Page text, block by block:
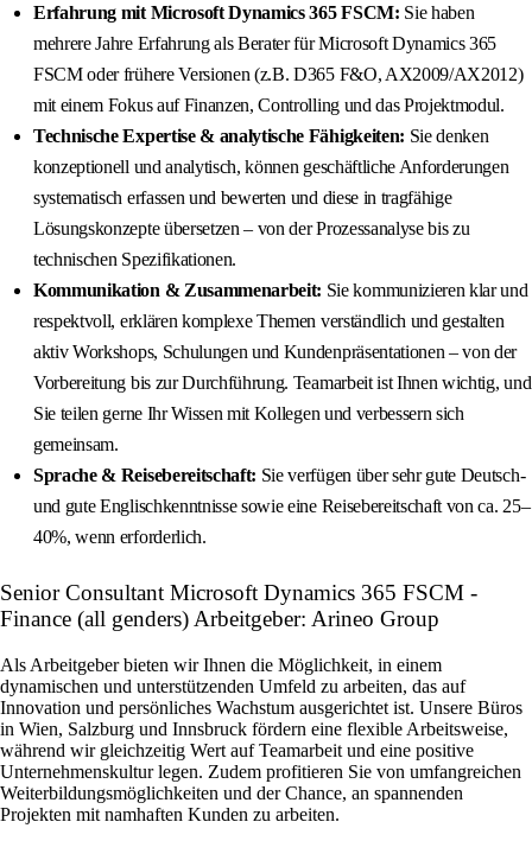
Erfahrung mit Microsoft Dynamics 365 FSCM: Sie haben
mehrere Jahre Erfahrung als Berater für Microsoft Dynamics 365
FSCM oder frühere Versionen (z.B. D365 F&O, AX2009/AX2012)
mit einem Fokus auf Finanzen, Controlling und das Projektmodul.
Technische Expertise & analytische Fähigkeiten: Sie denken
konzeptionell und analytisch, können geschäftliche Anforderungen
systematisch erfassen und bewerten und diese in tragfähige
Lösungskonzepte übersetzen – von der Prozessanalyse bis zu
technischen Spezifikationen.
Kommunikation & Zusammenarbeit: Sie kommunizieren klar und
respektvoll, erklären komplexe Themen verständlich und gestalten
aktiv Workshops, Schulungen und Kundenpräsentationen – von der
Vorbereitung bis zur Durchführung. Teamarbeit ist Ihnen wichtig, und
Sie teilen gerne Ihr Wissen mit Kollegen und verbessern sich
gemeinsam.
Sprache & Reisebereitschaft: Sie verfügen über sehr gute Deutsch-
und gute Englischkenntnisse sowie eine Reisebereitschaft von ca. 25–
40%, wenn erforderlich.
Senior Consultant Microsoft Dynamics 365 FSCM -
Finance (all genders) Arbeitgeber: Arineo Group
Als Arbeitgeber bieten wir Ihnen die Möglichkeit, in einem
dynamischen und unterstützenden Umfeld zu arbeiten, das auf
Innovation und persönliches Wachstum ausgerichtet ist. Unsere Büros
in Wien, Salzburg und Innsbruck fördern eine flexible Arbeitsweise,
während wir gleichzeitig Wert auf Teamarbeit und eine positive
Unternehmenskultur legen. Zudem profitieren Sie von umfangreichen
Weiterbildungsmöglichkeiten und der Chance, an spannenden
Projekten mit namhaften Kunden zu arbeiten.